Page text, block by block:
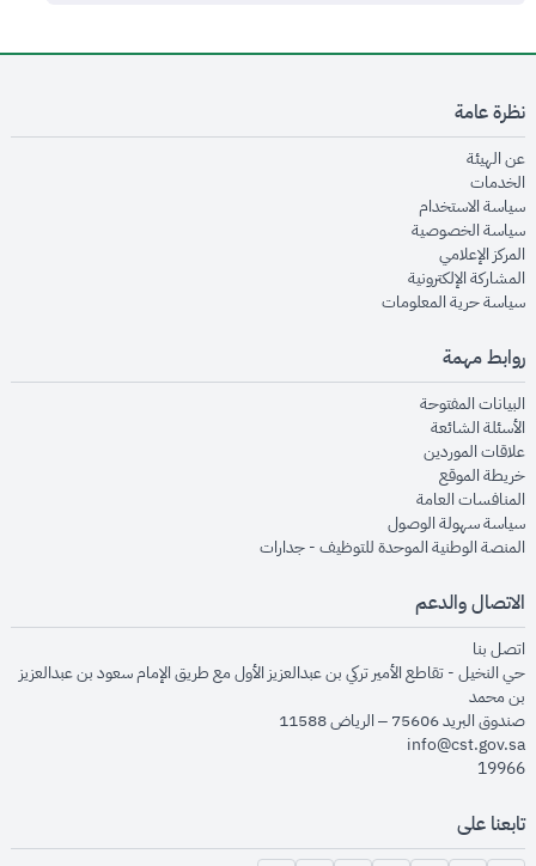
نظرة عامة
عن الهيئةopens in new window
الخدماتopens in new window
سياسة الاستخدام
سياسة الخصوصيةopens in new window
المركز الإعلاميopens in new window
المشاركة الإلكترونيةopens in new window
سياسة حرية المعلوماتopens in new window
روابط مهمة
البيانات المفتوحةopens in new window
الأسئلة الشائعةopens in new window
علاقات الموردينopens in new window
خريطة الموقعopens in new window
المنافسات العامةopens in new window
سياسة سهولة الوصولopens in new window
المنصة الوطنية الموحدة للتوظيف - جداراتopens in new window
الاتصال والدعم
اتصل بنا
حي النخيل - تقاطع الأمير تركي بن عبدالعزيز الأول مع طريق الإمام سعود بن عبدالعزيز
بن محمد
صندوق البريد 75606 – الرياض 11588
info@cst.gov.sa
19966
تابعنا على